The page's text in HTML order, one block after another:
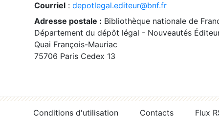
Courriel : depotlegal.editeur@bnf.fr
Adresse postale : Bibliothèque nationale de
Département du dépôt légal - Nouveautés
Quai François-Mauriac
75706 Paris Cedex 13
Conditions d'utilisation Contacts
Flux